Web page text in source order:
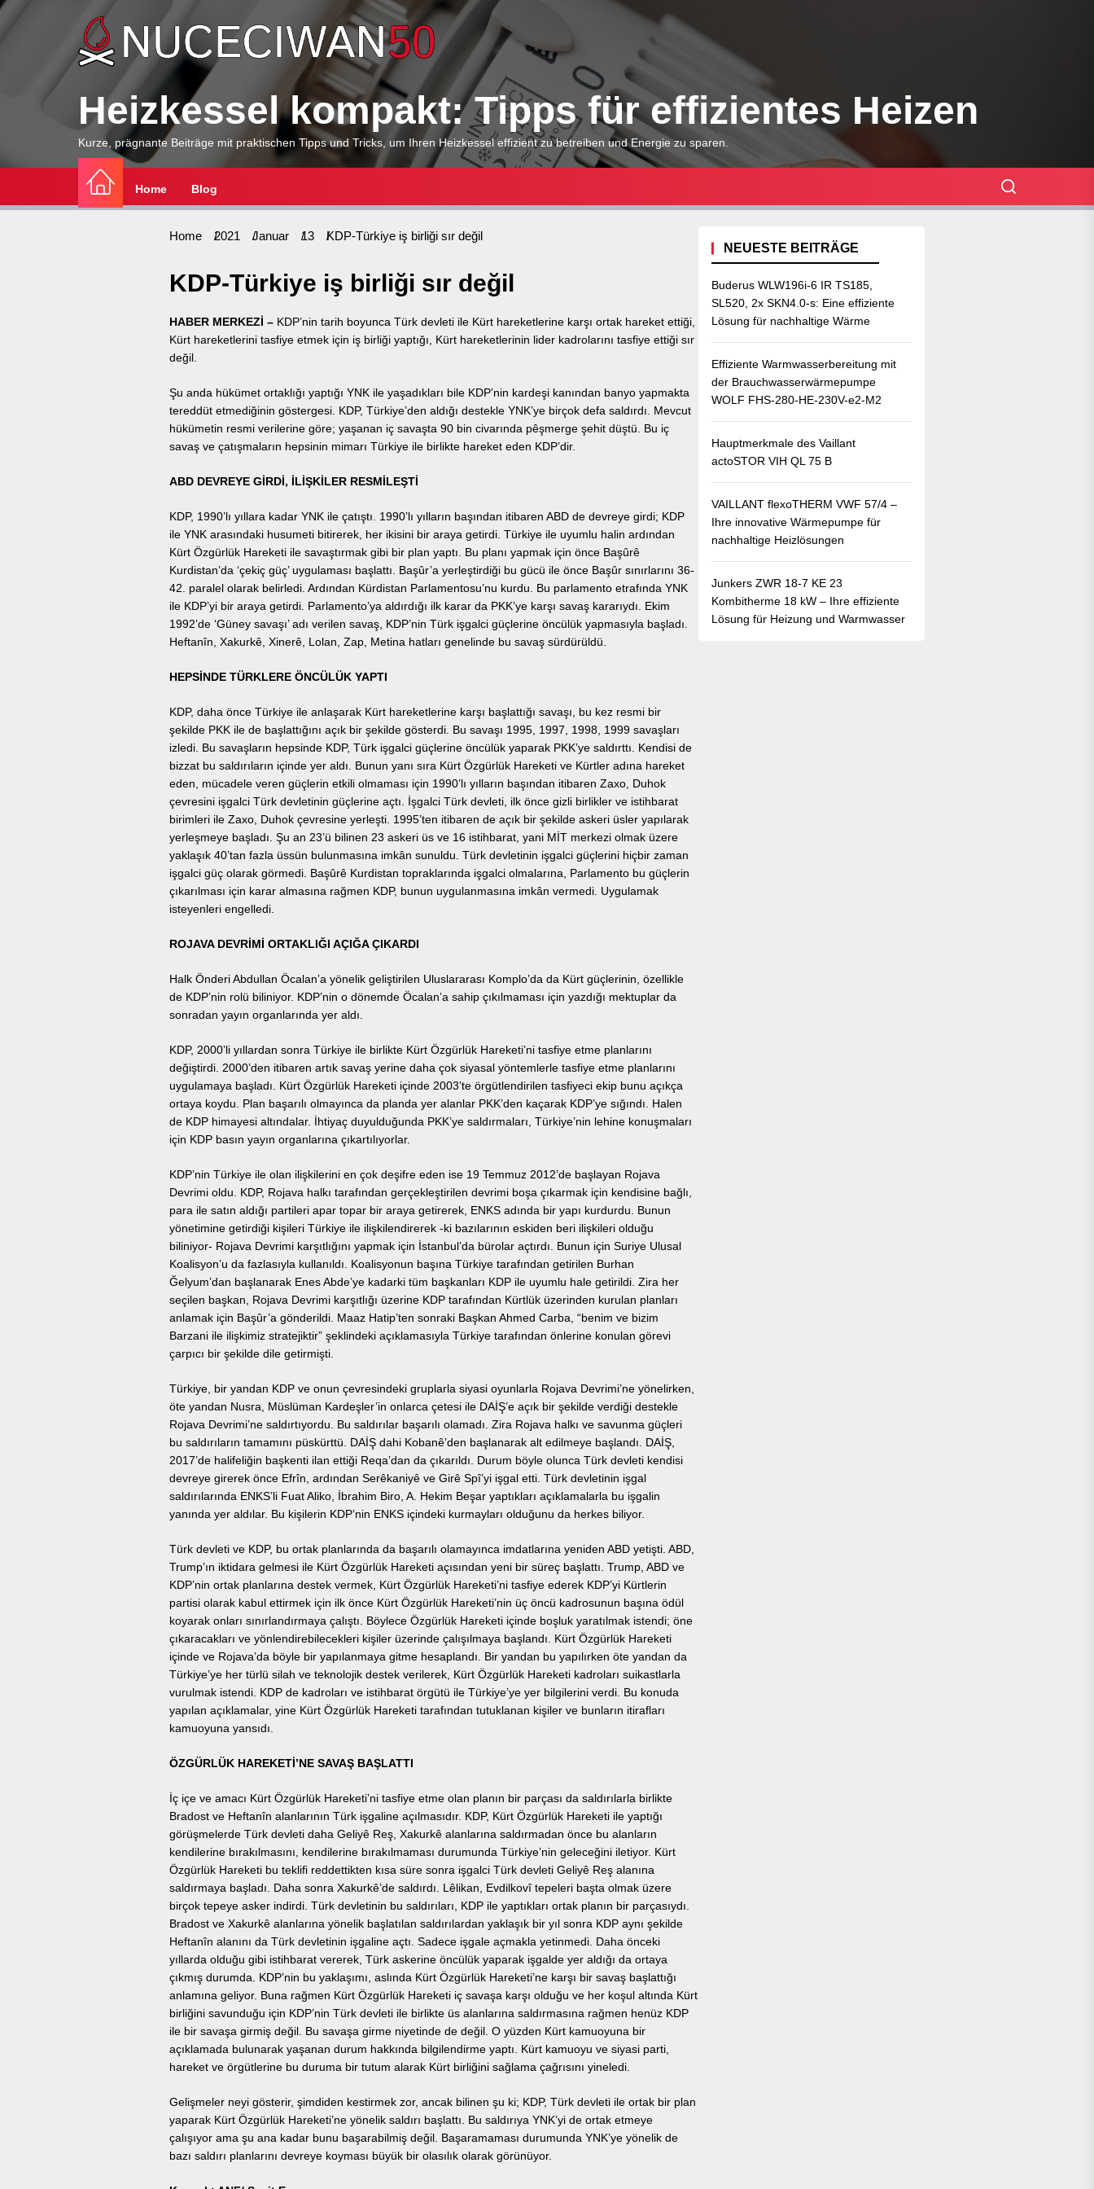
Skip
Heizkessel
kompakt:
Tipps
für
Heizen
Heizkessel kompakt: Tipps für effizientes Heizen
Kurze, prägnante Beiträge mit praktischen Tipps und Tricks, um Ihren Heizkessel effizient zu betreiben und Energie zu sparen.
Home Blog
Home 2021 Januar 13 KDP-Türkiye iş birliği sır değil
KDP-Türkiye iş birliği sır değil
HABER MERKEZİ – KDP’nin tarih boyunca Türk devleti ile Kürt hareketlerine karşı ortak hareket ettiği,
Kürt hareketlerini tasfiye etmek için iş birliği yaptığı, Kürt hareketlerinin lider kadrolarını tasfiye ettiği sır
değil.
Şu anda hükümet ortaklığı yaptığı YNK ile yaşadıkları bile KDP’nin kardeşi kanından banyo yapmakta
tereddüt etmediğinin göstergesi. KDP, Türkiye’den aldığı destekle YNK’ye birçok defa saldırdı. Mevcut
hükümetin resmi verilerine göre; yaşanan iç savaşta 90 bin civarında pêşmerge şehit düştü. Bu iç
savaş ve çatışmaların hepsinin mimarı Türkiye ile birlikte hareket eden KDP’dir.
ABD DEVREYE GİRDİ, İLİŞKİLER RESMİLEŞTİ
KDP, 1990’lı yıllara kadar YNK ile çatıştı. 1990’lı yılların başından itibaren ABD de devreye girdi; KDP
ile YNK arasındaki husumeti bitirerek, her ikisini bir araya getirdi. Türkiye ile uyumlu halin ardından
Kürt Özgürlük Hareketi ile savaştırmak gibi bir plan yaptı. Bu planı yapmak için önce Başûrê
Kurdistan’da ‘çekiç güç’ uygulaması başlattı. Başûr’a yerleştirdiği bu gücü ile önce Başûr sınırlarını 36-
42. paralel olarak belirledi. Ardından Kürdistan Parlamentosu’nu kurdu. Bu parlamento etrafında YNK
ile KDP’yi bir araya getirdi. Parlamento’ya aldırdığı ilk karar da PKK’ye karşı savaş kararıydı. Ekim
1992’de ‘Güney savaşı’ adı verilen savaş, KDP’nin Türk işgalci güçlerine öncülük yapmasıyla başladı.
Heftanîn, Xakurkê, Xinerê, Lolan, Zap, Metina hatları genelinde bu savaş sürdürüldü.
HEPSİNDE TÜRKLERE ÖNCÜLÜK YAPTI
KDP, daha önce Türkiye ile anlaşarak Kürt hareketlerine karşı başlattığı savaşı, bu kez resmi bir
şekilde PKK ile de başlattığını açık bir şekilde gösterdi. Bu savaşı 1995, 1997, 1998, 1999 savaşları
izledi. Bu savaşların hepsinde KDP, Türk işgalci güçlerine öncülük yaparak PKK’ye saldırttı. Kendisi de
bizzat bu saldırıların içinde yer aldı. Bunun yanı sıra Kürt Özgürlük Hareketi ve Kürtler adına hareket
eden, mücadele veren güçlerin etkili olmaması için 1990’lı yılların başından itibaren Zaxo, Duhok
çevresini işgalci Türk devletinin güçlerine açtı. İşgalci Türk devleti, ilk önce gizli birlikler ve istihbarat
birimleri ile Zaxo, Duhok çevresine yerleşti. 1995’ten itibaren de açık bir şekilde askeri üsler yapılarak
yerleşmeye başladı. Şu an 23’ü bilinen 23 askeri üs ve 16 istihbarat, yani MİT merkezi olmak üzere
yaklaşık 40’tan fazla üssün bulunmasına imkân sunuldu. Türk devletinin işgalci güçlerini hiçbir zaman
işgalci güç olarak görmedi. Başûrê Kurdistan topraklarında işgalci olmalarına, Parlamento bu güçlerin
çıkarılması için karar almasına rağmen KDP, bunun uygulanmasına imkân vermedi. Uygulamak
isteyenleri engelledi.
ROJAVA DEVRİMİ ORTAKLIĞI AÇIĞA ÇIKARDI
Halk Önderi Abdullan Öcalan’a yönelik geliştirilen Uluslararası Komplo’da da Kürt güçlerinin, özellikle
de KDP’nin rolü biliniyor. KDP’nin o dönemde Öcalan’a sahip çıkılmaması için yazdığı mektuplar da
sonradan yayın organlarında yer aldı.
KDP, 2000’li yıllardan sonra Türkiye ile birlikte Kürt Özgürlük Hareketi’ni tasfiye etme planlarını
değiştirdi. 2000’den itibaren artık savaş yerine daha çok siyasal yöntemlerle tasfiye etme planlarını
uygulamaya başladı. Kürt Özgürlük Hareketi içinde 2003’te örgütlendirilen tasfiyeci ekip bunu açıkça
ortaya koydu. Plan başarılı olmayınca da planda yer alanlar PKK’den kaçarak KDP’ye sığındı. Halen
de KDP himayesi altındalar. İhtiyaç duyulduğunda PKK’ye saldırmaları, Türkiye’nin lehine konuşmaları
için KDP basın yayın organlarına çıkartılıyorlar.
KDP’nin Türkiye ile olan ilişkilerini en çok deşifre eden ise 19 Temmuz 2012’de başlayan Rojava
Devrimi oldu. KDP, Rojava halkı tarafından gerçekleştirilen devrimi boşa çıkarmak için kendisine bağlı,
para ile satın aldığı partileri apar topar bir araya getirerek, ENKS adında bir yapı kurdurdu. Bunun
yönetimine getirdiği kişileri Türkiye ile ilişkilendirerek -ki bazılarının eskiden beri ilişkileri olduğu
biliniyor- Rojava Devrimi karşıtlığını yapmak için İstanbul’da bürolar açtırdı. Bunun için Suriye Ulusal
Koalisyon’u da fazlasıyla kullanıldı. Koalisyonun başına Türkiye tarafından getirilen Burhan
Ğelyum’dan başlanarak Enes Abde’ye kadarki tüm başkanları KDP ile uyumlu hale getirildi. Zira her
seçilen başkan, Rojava Devrimi karşıtlığı üzerine KDP tarafından Kürtlük üzerinden kurulan planları
anlamak için Başûr’a gönderildi. Maaz Hatip’ten sonraki Başkan Ahmed Carba, “benim ve bizim
Barzani ile ilişkimiz stratejiktir” şeklindeki açıklamasıyla Türkiye tarafından önlerine konulan görevi
çarpıcı bir şekilde dile getirmişti.
Türkiye, bir yandan KDP ve onun çevresindeki gruplarla siyasi oyunlarla Rojava Devrimi’ne yönelirken,
öte yandan Nusra, Müslüman Kardeşler’in onlarca çetesi ile DAİŞ’e açık bir şekilde verdiği destekle
Rojava Devrimi’ne saldırtıyordu. Bu saldırılar başarılı olamadı. Zira Rojava halkı ve savunma güçleri
bu saldırıların tamamını püskürttü. DAİŞ dahi Kobanê’den başlanarak alt edilmeye başlandı. DAİŞ,
2017’de halifeliğin başkenti ilan ettiği Reqa’dan da çıkarıldı. Durum böyle olunca Türk devleti kendisi
devreye girerek önce Efrîn, ardından Serêkaniyê ve Girê Spî’yi işgal etti. Türk devletinin işgal
saldırılarında ENKS’li Fuat Aliko, İbrahim Biro, A. Hekim Beşar yaptıkları açıklamalarla bu işgalin
yanında yer aldılar. Bu kişilerin KDP’nin ENKS içindeki kurmayları olduğunu da herkes biliyor.
Türk devleti ve KDP, bu ortak planlarında da başarılı olamayınca imdatlarına yeniden ABD yetişti. ABD,
Trump’ın iktidara gelmesi ile Kürt Özgürlük Hareketi açısından yeni bir süreç başlattı. Trump, ABD ve
KDP’nin ortak planlarına destek vermek, Kürt Özgürlük Hareketi’ni tasfiye ederek KDP’yi Kürtlerin
partisi olarak kabul ettirmek için ilk önce Kürt Özgürlük Hareketi’nin üç öncü kadrosunun başına ödül
koyarak onları sınırlandırmaya çalıştı. Böylece Özgürlük Hareketi içinde boşluk yaratılmak istendi; öne
çıkaracakları ve yönlendirebilecekleri kişiler üzerinde çalışılmaya başlandı. Kürt Özgürlük Hareketi
içinde ve Rojava’da böyle bir yapılanmaya gitme hesaplandı. Bir yandan bu yapılırken öte yandan da
Türkiye’ye her türlü silah ve teknolojik destek verilerek, Kürt Özgürlük Hareketi kadroları suikastlarla
vurulmak istendi. KDP de kadroları ve istihbarat örgütü ile Türkiye’ye yer bilgilerini verdi. Bu konuda
yapılan açıklamalar, yine Kürt Özgürlük Hareketi tarafından tutuklanan kişiler ve bunların itirafları
kamuoyuna yansıdı.
ÖZGÜRLÜK HAREKETİ’NE SAVAŞ BAŞLATTI
İç içe ve amacı Kürt Özgürlük Hareketi’ni tasfiye etme olan planın bir parçası da saldırılarla birlikte
Bradost ve Heftanîn alanlarının Türk işgaline açılmasıdır. KDP, Kürt Özgürlük Hareketi ile yaptığı
görüşmelerde Türk devleti daha Geliyê Reş, Xakurkê alanlarına saldırmadan önce bu alanların
kendilerine bırakılmasını, kendilerine bırakılmaması durumunda Türkiye’nin geleceğini iletiyor. Kürt
Özgürlük Hareketi bu teklifi reddettikten kısa süre sonra işgalci Türk devleti Geliyê Reş alanına
saldırmaya başladı. Daha sonra Xakurkê’de saldırdı. Lêlikan, Evdilkovî tepeleri başta olmak üzere
birçok tepeye asker indirdi. Türk devletinin bu saldırıları, KDP ile yaptıkları ortak planın bir parçasıydı.
Bradost ve Xakurkê alanlarına yönelik başlatılan saldırılardan yaklaşık bir yıl sonra KDP aynı şekilde
Heftanîn alanını da Türk devletinin işgaline açtı. Sadece işgale açmakla yetinmedi. Daha önceki
yıllarda olduğu gibi istihbarat vererek, Türk askerine öncülük yaparak işgalde yer aldığı da ortaya
çıkmış durumda. KDP’nin bu yaklaşımı, aslında Kürt Özgürlük Hareketi’ne karşı bir savaş başlattığı
anlamına geliyor. Buna rağmen Kürt Özgürlük Hareketi iç savaşa karşı olduğu ve her koşul altında Kürt
birliğini savunduğu için KDP’nin Türk devleti ile birlikte üs alanlarına saldırmasına rağmen henüz KDP
ile bir savaşa girmiş değil. Bu savaşa girme niyetinde de değil. O yüzden Kürt kamuoyuna bir
açıklamada bulunarak yaşanan durum hakkında bilgilendirme yaptı. Kürt kamuoyu ve siyasi parti,
hareket ve örgütlerine bu duruma bir tutum alarak Kürt birliğini sağlama çağrısını yineledi.
Gelişmeler neyi gösterir, şimdiden kestirmek zor, ancak bilinen şu ki; KDP, Türk devleti ile ortak bir plan
yaparak Kürt Özgürlük Hareketi’ne yönelik saldırı başlattı. Bu saldırıya YNK’yi de ortak etmeye
çalışıyor ama şu ana kadar bunu başarabilmiş değil. Başaramaması durumunda YNK’ye yönelik de
bazı saldırı planlarını devreye koyması büyük bir olasılık olarak görünüyor.
NEUESTE BEITRÄGE
Buderus WLW196i-6 IR TS185,
SL520, 2x SKN4.0-s: Eine effiziente
Lösung für nachhaltige Wärme
Effiziente Warmwasserbereitung mit
der Brauchwasserwärmepumpe
WOLF FHS-280-HE-230V-e2-M2
Hauptmerkmale des Vaillant
actoSTOR VIH QL 75 B
VAILLANT flexoTHERM VWF 57/4 –
Ihre innovative Wärmepumpe für
nachhaltige Heizlösungen
Junkers ZWR 18-7 KE 23
Kombitherme 18 kW – Ihre effiziente
Lösung für Heizung und Warmwasser